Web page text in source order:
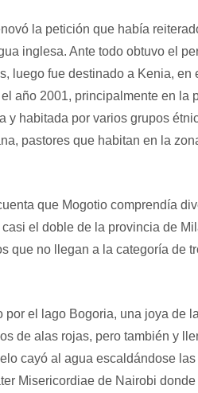
la petición que había
inglesa. Ante todo obtuvo el
luego fue destinado a Kenia, en
año 2001, principalmente en la
y habitada por varios grupos
pastores que habitan en la
que Mogotio comprendía
el doble de la provincia de
que no llegan a la categoría de
el lago Bogoria, una joya de
de alas rojas, pero también y
cayó al agua escaldándose
Misericordiae de Nairobi